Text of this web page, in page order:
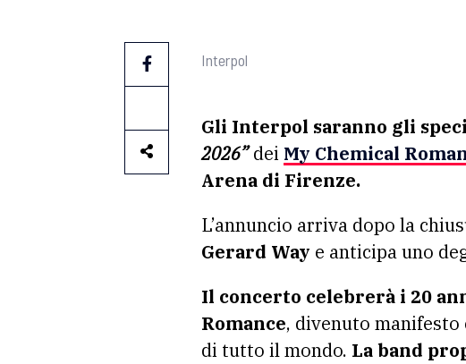
Interpol
Gli Interpol saranno gli
2026”dei My Chemical
Arena di Firenze.
L’annuncio arriva dopo la
Gerard Way e anticipa uno
Il concerto celebrerà i 20
Romance, divenuto
di tutto il mondo. La band